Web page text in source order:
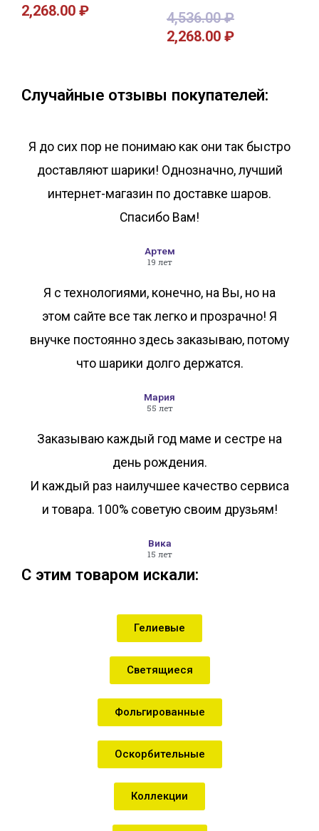
2,268.00 ₽ 4,536.00₽
2,268.00 ₽
Случайные отзывы покупателей:
Я до сих пор не понимаю как они так быстро
доставляют шарики! Однозначно, лучший
интернет-магазин по доставке шаров.
Спасибо Вам!
Артем
19 лет
Я с технологиями, конечно, на Вы, но на
этом сайте все так легко и прозрачно! Я
внучке постоянно здесь заказываю, потому
что шарики долго держатся.
Мария
55 лет
Заказываю каждый год маме и сестре на
день рождения.
И каждый раз наилучшее качество сервиса
и товара. 100% советую своим друзьям!
Вика
15 лет
С этим товаром искали:
Гелиевые
Светящиеся
Фольгированные
Оскорбительные
Коллекции